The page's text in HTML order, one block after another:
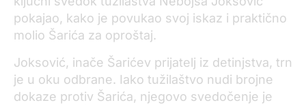
pokajao, kako je povukao svoj iskaz i praktično
molio Šarića za oproštaj.
Joksović, inače Šarićev prijatelj iz detinjstva, trn
je u oku odbrane. Iako tužilaštvo nudi brojne
dokaze protiv Šarića, njegovo svedočenje je